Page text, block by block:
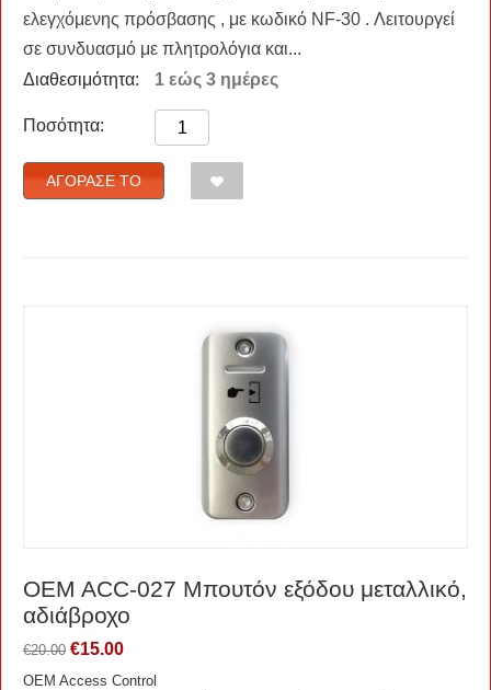
ελεγχόμενης πρόσβασης , με κωδικό NF-30 . Λειτουργεί
σε συνδυασμό με πλητρολόγια και...
Διαθεσιμότητα:
1 εώς 3 ημέρες
Ποσότητα:
ΑΓΌΡΑΣΈ ΤΟ
OEM ACC-027 Μπουτόν εξόδου μεταλλικό,
αδιάβροχο
€20.00 €15.00
OEM Access Control